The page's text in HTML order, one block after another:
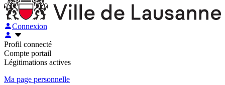
Connexion
Profil connecté
Compte portail
Légitimations actives
Ma page personnelle